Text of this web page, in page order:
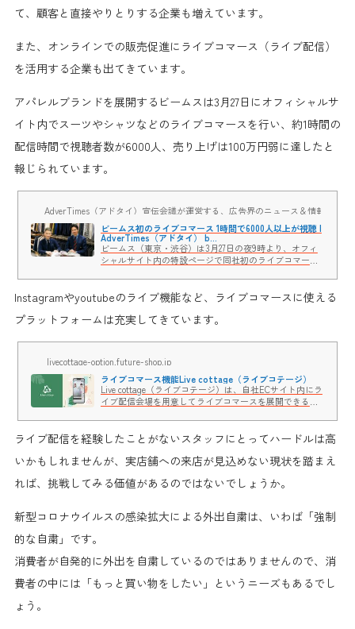
て、 顧客と直接やりとりする企業も増えています。
また、 オンラインでの販売促進にライブコマース（ライブ配信）
を活用する企業も出てきています。
アパレルブランドを展開するビームスは3月27日にオフィシャルサ
イト内でスーツやシャツなどのライブコマースを行い、約1時間の
配信時間で視聴者数が6000人、 売り上げは100万円弱 に達したと
報じられています。
AdverTimes（アドタイ）宣伝会議が運営する、広告界のニュース＆情報プラッ
ビームス初のライブコマース 1時間で6000人以上が視聴 |
AdverTimes（アドタイ） b...
ビームス（東京・渋谷）は3月27日の夜9時より、オフィ
シャルサイト内の特設ページで同社初のライブコマース
Instagramやyoutubeのライブ機能など、 ライブコマースに使える
プラットフォームは充実 してきています。
livecottage-option.future-shop.jp
ライブコマース機能Live cottage（ライブコテージ）
Live cottage（ライブコテージ）は、自社ECサイト内にラ
イブ配信会場を用意してライブコマースを展開できるサ
とができ、ライブに参加したまま、商品ページを見て、
購入していただけます。
ライブ配信を経験したことがないスタッフにとってハードルは高
いかもしれませんが、実店舗への来店が見込めない現状を踏まえ
れば、 挑戦してみる価値がある のではないでしょうか。
新型コロナウイルスの感染拡大による外出自粛は、いわば「強制
的な自粛」です。
消費者が自発的に外出を自粛しているのではありませんので、 消
費者の中には「もっと買い物をしたい」というニーズもあるでし
ょう。